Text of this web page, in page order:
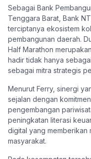
Sebagai Bank
Tenggara Barat, Bank
terciptanya ekosistem
pembangunan daerah.
Half Marathon
hadir tidak hanya
sebagai mitra strategis
Menurut Ferry, sinergi
sejalan dengan
pengembangan
peningkatan literasi
digital yang memberikan
masyarakat.